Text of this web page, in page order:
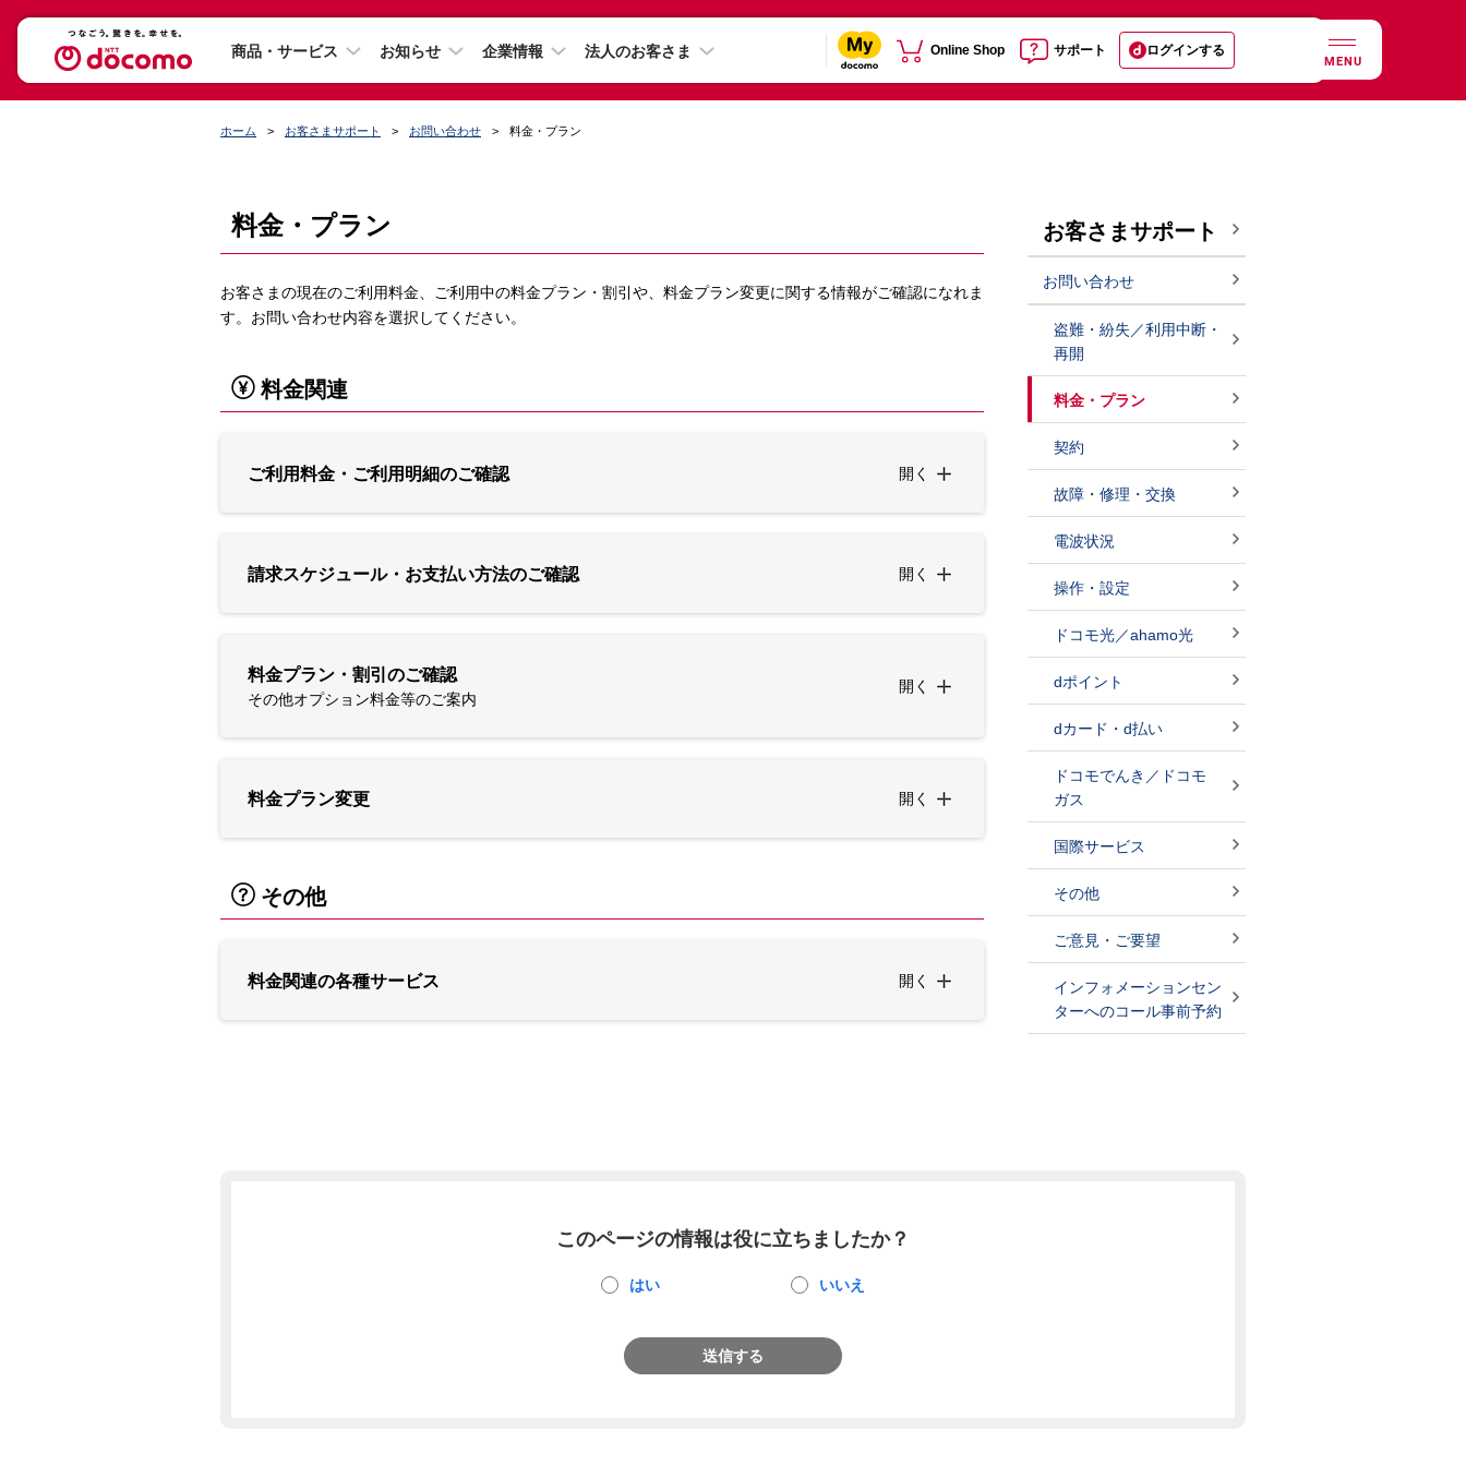
商品・サービス お知らせ 企業情報 法人のお客さま Online Shop サポート ログインする
MENU
ホーム お客さまサポート お問い合わせ 料金・プラン
料金・プラン
お客さまの現在のご利用料金、ご利用中の料金プラン・割引や、料金プラン変更に関する情報がご確認になれま
す。お問い合わせ内容を選択してください。
料金関連
ご利用料金・ご利用明細のご確認 開く
請求スケジュール・お支払い方法のご確認 開く
料金プラン・割引のご確認
その他オプション料金等のご案内
開く
料金プラン変更 開く
その他
料金関連の各種サービス 開く
お客さまサポート
お問い合わせ
盗難・紛失／利用中断・
再開
料金・プラン
契約
故障・修理・交換
電波状況
操作・設定
ドコモ光／ahamo光
dポイント
dカード・d払い
ドコモでんき／ドコモ
ガス
国際サービス
その他
ご意見・ご要望
インフォメーションセン
ターへのコール事前予約
このページの情報は役に立ちましたか？
はい いいえ
送信する